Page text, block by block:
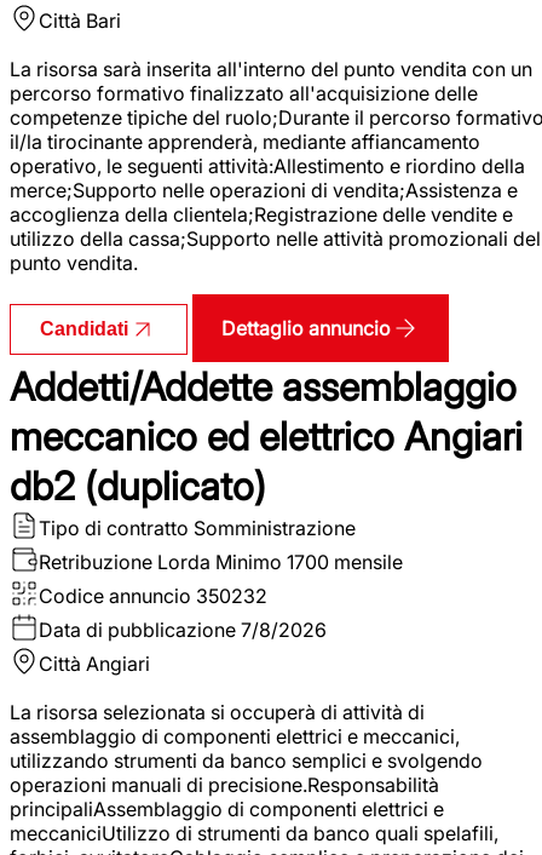
Città Bari
La risorsa sarà inserita all'interno del punto vendita con un
percorso formativo finalizzato all'acquisizione delle
competenze tipiche del ruolo;Durante il percorso
il/la tirocinante apprenderà, mediante affiancamento
operativo, le seguenti attività:Allestimento e riordino della
merce;Supporto nelle operazioni di vendita;Assistenza e
accoglienza della clientela;Registrazione delle vendite e
utilizzo della cassa;Supporto nelle attività promozionali del
punto vendita.
Candidati Dettaglio annuncio
Addetti/Addette assemblaggio
meccanico ed elettrico Angiari
db2 (duplicato)
Tipo di contratto Somministrazione
Retribuzione Lorda Minimo 1700 mensile
Codice annuncio 350232
Data di pubblicazione 7/8/2026
Città Angiari
La risorsa selezionata si occuperà di attività di
assemblaggio di componenti elettrici e meccanici,
utilizzando strumenti da banco semplici e svolgendo
operazioni manuali di precisione.Responsabilità
principaliAssemblaggio di componenti elettrici e
meccaniciUtilizzo di strumenti da banco quali spelafili,